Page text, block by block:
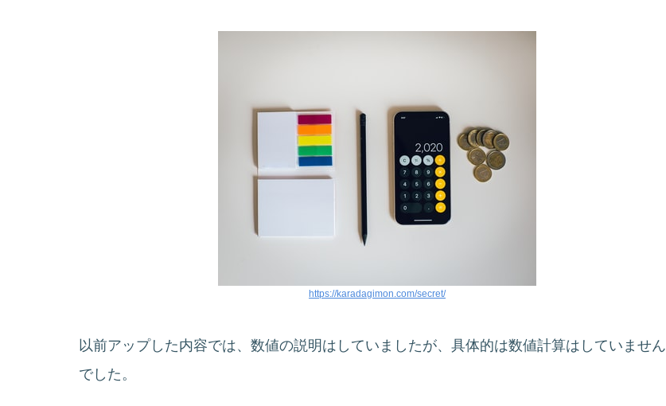
https://karadagimon.com/secret/
以前アップした内容では、数値の説明はしていましたが、具体的は数値計算はしていません
でした。